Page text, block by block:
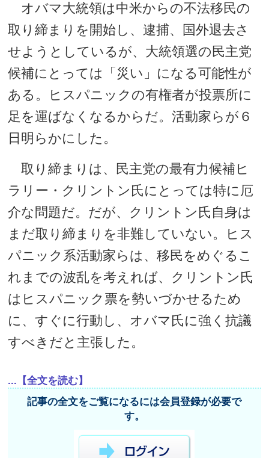
オバマ大統領は中米からの不法移民の
取り締まりを開始し、逮捕、国外退去さ
せようとしているが、大統領選の民主党
候補にとっては「災い」になる可能性が
ある。ヒスパニックの有権者が投票所に
足を運ばなくなるからだ。活動家らが６
日明らかにした。
取り締まりは、民主党の最有力候補ヒ
ラリー・クリントン氏にとっては特に厄
介な問題だ。だが、クリントン氏自身は
まだ取り締まりを非難していない。ヒス
パニック系活動家らは、移民をめぐるこ
れまでの波乱を考えれば、クリントン氏
はヒスパニック票を勢いづかせるため
に、すぐに行動し、オバマ氏に強く抗議
すべきだと主張した。
...【全文を読む】
記事の全文をご覧になるには会員登録が必要で
す。